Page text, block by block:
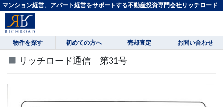
マンション経営、アパート経営をサポートする不動産投資専門会社リッチロード
物件を探す 初めての方へ 売却査定 お問い合わせ
リッチロード通信 第31号